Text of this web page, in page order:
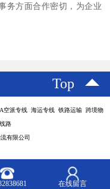
务方面合作密切，为企业
Top
空派专线 海运专线 铁路运输 跨境物
路
有限公司
在线留言